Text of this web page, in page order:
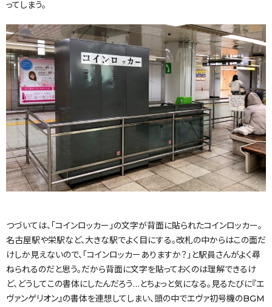
ってしまう。
つづいては、「コインロッカー」の文字が背面に貼られたコインロッカー。
名古屋駅や栄駅など、大きな駅でよく目にする。改札の中からはこの面だ
けしか見えないので、「コインロッカーありますか？」と駅員さんがよく尋
ねられるのだと思う。だから背面に文字を貼っておくのは理解できるけ
ど、どうしてこの書体にしたんだろう…とちょっと気になる。見るたびに『エ
ヴァンゲリオン』の書体を連想してしまい、頭の中でエヴァ初号機のBGM